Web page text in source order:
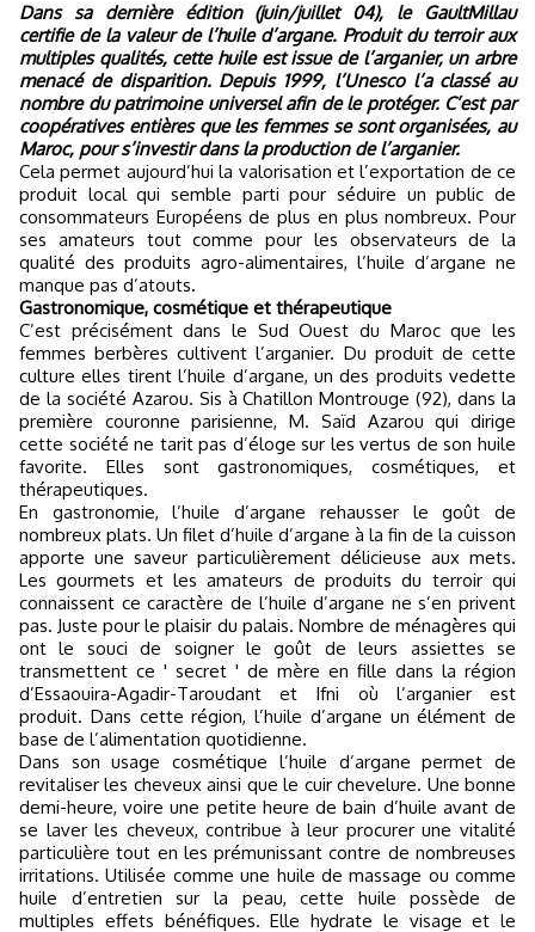
Dans sa dernière édition (juin/juillet 04), le GaultMillau
certifie de la valeur de l’huile d’argane. Produit du terroir aux
multiples qualités, cette huile est issue de l’arganier, un arbre
menacé de disparition. Depuis 1999, l’Unesco l’a classé au
nombre du patrimoine universel afin de le protéger. C’est par
coopératives entières que les femmes se sont organisées, au
Maroc, pour s’investir dans la production de l’arganier.
Cela permet aujourd’hui la valorisation et l’exportation de ce
produit local qui semble parti pour séduire un public de
consommateurs Européens de plus en plus nombreux. Pour
ses amateurs tout comme pour les observateurs de la
qualité des produits agro-alimentaires, l’huile d’argane ne
manque pas d’atouts.
Gastronomique, cosmétique et thérapeutique
C’est précisément dans le Sud Ouest du Maroc que les
femmes berbères cultivent l’arganier. Du produit de cette
culture elles tirent l’huile d’argane, un des produits vedette
de la société Azarou. Sis à Chatillon Montrouge (92), dans la
première couronne parisienne, M. Saïd Azarou qui dirige
cette société ne tarit pas d’éloge sur les vertus de son huile
favorite. Elles sont gastronomiques, cosmétiques, et
thérapeutiques.
En gastronomie, l’huile d’argane rehausser le goût de
nombreux plats. Un filet d’huile d’argane à la fin de la cuisson
apporte une saveur particulièrement délicieuse aux mets.
Les gourmets et les amateurs de produits du terroir qui
connaissent ce caractère de l’huile d’argane ne s’en privent
pas. Juste pour le plaisir du palais. Nombre de ménagères qui
ont le souci de soigner le goût de leurs assiettes se
transmettent ce ' secret ' de mère en fille dans la région
d’Essaouira-Agadir-Taroudant et Ifni où l’arganier est
produit. Dans cette région, l’huile d’argane un élément de
base de l’alimentation quotidienne.
Dans son usage cosmétique l’huile d’argane permet de
revitaliser les cheveux ainsi que le cuir chevelure. Une bonne
demi-heure, voire une petite heure de bain d’huile avant de
se laver les cheveux, contribue à leur procurer une vitalité
particulière tout en les prémunissant contre de nombreuses
irritations. Utilisée comme une huile de massage ou comme
huile d’entretien sur la peau, cette huile possède de
multiples effets bénéfiques. Elle hydrate le visage et le